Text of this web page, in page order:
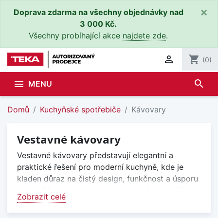
Doprava zdarma na všechny objednávky nad
3 000 Kč.
Všechny probíhající akce najdete zde.
×
 shopping_cart (0)
 MENU search
Domů Kuchyňské spotřebiče Kávovary
Vestavné kávovary
Zobrazit celé
Vestavné kávovary představují elegantní a
praktické řešení pro moderní kuchyně, kde je
kladen důraz na čistý design, funkčnost a úsporu
působí nenápadně a nenarušují celkový vzhled
kuchyňské linky.